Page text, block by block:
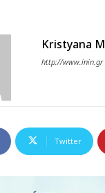
Kristyana M
http://www.inin.gr
Twitter